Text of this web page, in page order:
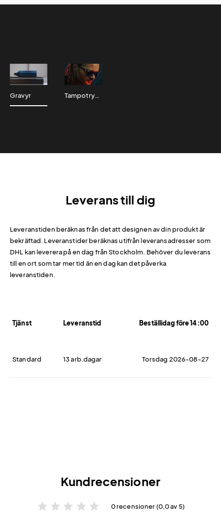
Gravyr Tampotryck
Leverans till dig
Leveranstiden beräknas från det att designen av din produkt är
bekräftad. Leveranstider beräknas utifrån leveransadresser som
DHL kan leverera på en dag från Stockholm. Behöver du leverans
till en ort som tar mer tid än en dag kan det påverka
leveranstiden.
Tjänst Leveranstid Beställidag före 14:00
Standard 13 arb.dagar Torsdag 2026-08-27
Kundrecensioner
star star star star star 0 recensioner (0,0 av 5)